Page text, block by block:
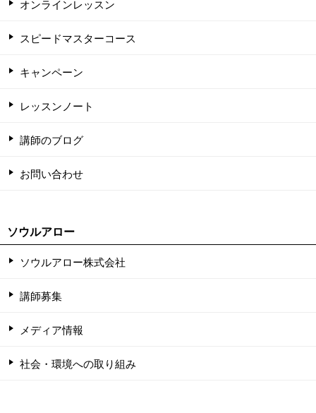
オンラインレッスン
スピードマスターコース
キャンペーン
レッスンノート
講師のブログ
お問い合わせ
ソウルアロー
ソウルアロー株式会社
講師募集
メディア情報
社会・環境への取り組み